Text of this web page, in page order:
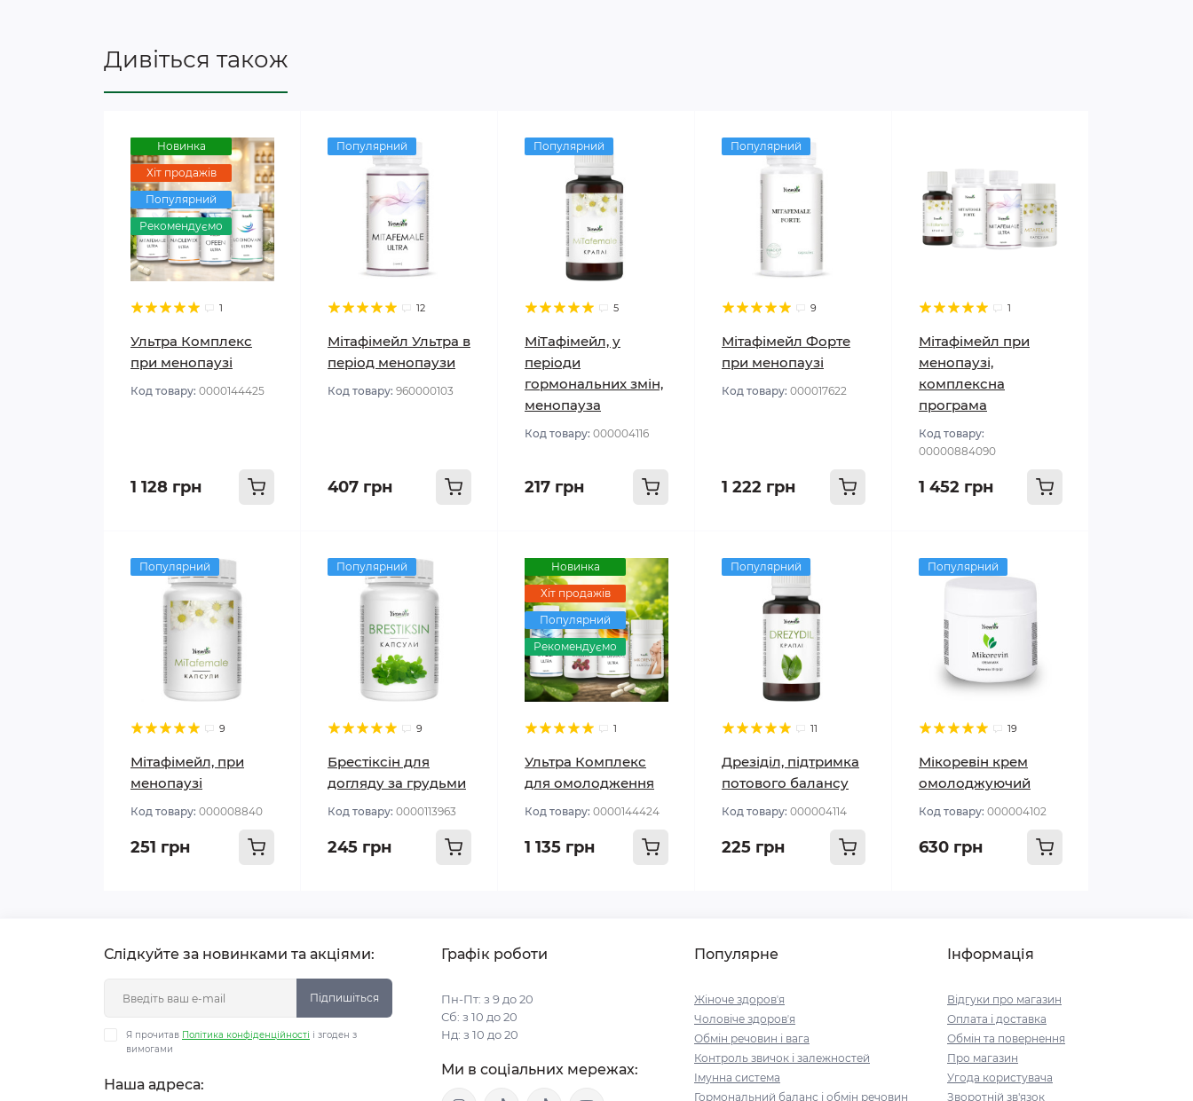
Дивіться також
Новинка
Хіт продажів
Популярний
Рекомендуємо
1
Ультра Комплекс
при менопаузі
Код товару: 0000144425
1 128 грн
Популярний
12
Мітафімейл Ультра в
період менопаузи
Код товару: 960000103
407 грн
Популярний
5
МіТафімейл, у
періоди
гормональних змін,
менопауза
Код товару: 000004116
217 грн
Популярний
9
Мітафімейл Форте
при менопаузі
Код товару: 000017622
1 222 грн
1
Мітафімейл при
менопаузі,
комплексна
програма
Код товару:
00000884090
1 452 грн
Популярний
9
Мітафімейл, при
менопаузі
Код товару: 000008840
251 грн
Популярний
9
Брестіксін для
догляду за грудьми
Код товару: 0000113963
245 грн
Новинка
Хіт продажів
Популярний
Рекомендуємо
1
Ультра Комплекс
для омолодження
Код товару: 0000144424
1 135 грн
Популярний
11
Дрезіділ, підтримка
потового балансу
Код товару: 000004114
225 грн
Популярний
19
Мікоревін крем
омолоджуючий
Код товару: 000004102
630 грн
Слідкуйте за новинками та акціями:
Підпишіться
Я прочитав Політика конфіденційності і згоден з
вимогами
Наша адреса:
Графік роботи
Пн-Пт: з 9 до 20
Сб: з 10 до 20
Нд: з 10 до 20
Ми в соціальних мережах:
Популярне
Жіноче здоровʼя
Чоловіче здоровʼя
Обмін речовин і вага
Контроль звичок і залежностей
Імунна система
Гормональний баланс і обмін речовин
Інформація
Відгуки про магазин
Оплата і доставка
Обмін та повернення
Про магазин
Угода користувача
Зворотній зв'язок